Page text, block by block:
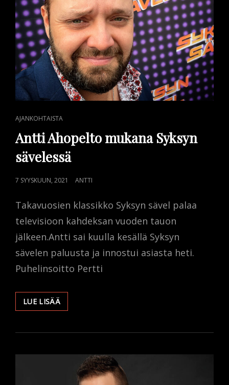
CAT
LINKS
AJANKOHTAISTA
Antti Ahopelto mukana Syksyn
sävelessä
POSTED
7 SYYSKUUN, 2021 ANTTI
Takavuosien klassikko Syksyn sävel palaa
televisioon kahdeksan vuoden tauon
jälkeen.Antti sai kuulla kesällä Syksyn
sävelen paluusta ja innostui asiasta heti.
Puhelinsoitto Pertti
LUE LISÄÄANTTI
AHOPELTO
SYKSYN